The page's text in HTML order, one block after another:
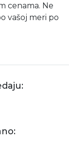
cenama. Ne
vašoj meri po